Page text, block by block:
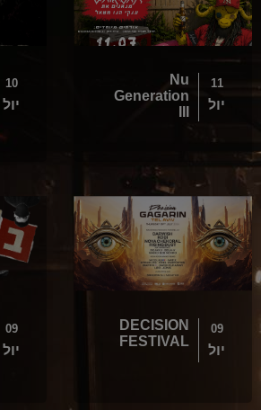
11
יול
Nu
Generation
10
יול
09
יול
DECISION
FESTIVAL
09
יול